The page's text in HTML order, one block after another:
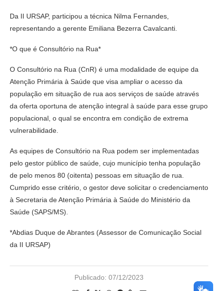
Da II URSAP, participou a técnica Nilma Fernandes,
representando a gerente Emiliana Bezerra Cavalcanti.
*O que é Consultório na Rua*
O Consultório na Rua (CnR) é uma modalidade de equipe da
Atenção Primária à Saúde que visa ampliar o acesso da
população em situação de rua aos serviços de saúde através
da oferta oportuna de atenção integral à saúde para esse grupo
populacional, o qual se encontra em condição de extrema
vulnerabilidade.
As equipes de Consultório na Rua podem ser implementadas
pelo gestor público de saúde, cujo município tenha população
de pelo menos 80 (oitenta) pessoas em situação de rua.
Cumprido esse critério, o gestor deve solicitar o credenciamento
à Secretaria de Atenção Primária à Saúde do Ministério da
Saúde (SAPS/MS).
*Abdias Duque de Abrantes (Assessor de Comunicação Social
da II URSAP)
Publicado: 07/12/2023